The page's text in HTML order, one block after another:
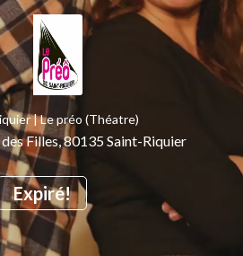
Expiré!
| Le préo (Théatre)
des Filles, 80135 Saint-Riquier